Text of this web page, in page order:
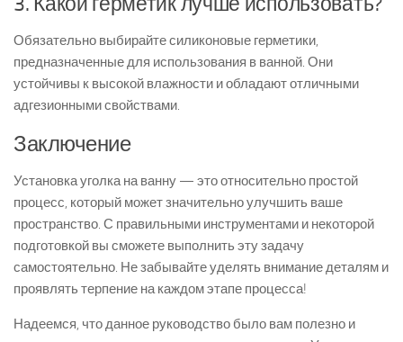
Обязательно выбирайте силиконовые герметики,
предназначенные для использования в ванной. Они
устойчивы к высокой влажности и обладают отличными
адгезионными свойствами.
Заключение
Установка уголка на ванну — это относительно простой
процесс, который может значительно улучшить ваше
пространство. С правильными инструментами и некоторой
подготовкой вы сможете выполнить эту задачу
самостоятельно. Не забывайте уделять внимание деталям и
проявлять терпение на каждом этапе процесса!
Надеемся, что данное руководство было вам полезно и